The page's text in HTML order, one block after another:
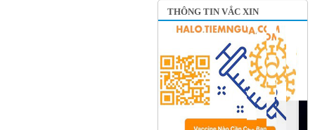
THÔNG TIN VẮC XIN